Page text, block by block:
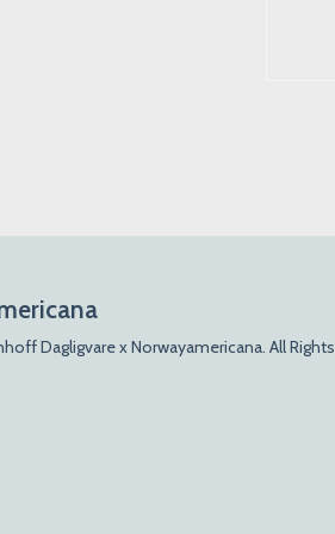
Dagligvare x Norwayamericana. All Rights